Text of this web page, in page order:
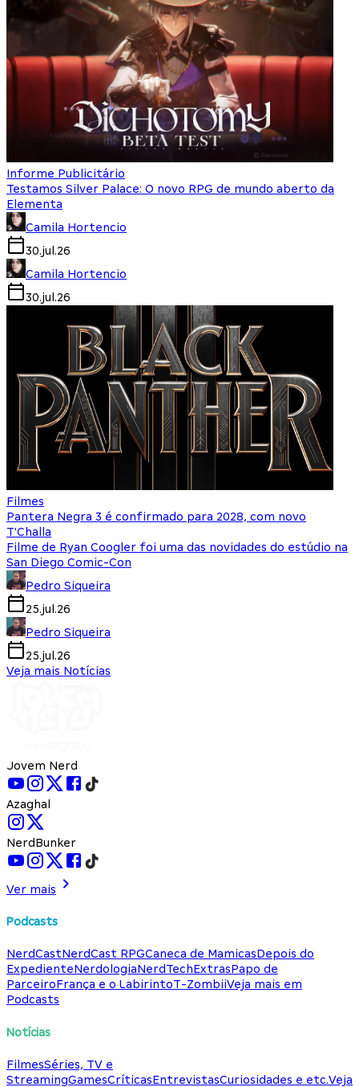
Informe Publicitário
Testamos Silver Palace: O novo RPG de mundo aberto da
Elementa
Camila Hortencio
30.jul.26
Camila Hortencio
30.jul.26
Filmes
Pantera Negra 3 é confirmado para 2028, com novo
T'Challa
Filme de Ryan Coogler foi uma das novidades do estúdio na
San Diego Comic-Con
Pedro Siqueira
25.jul.26
Pedro Siqueira
25.jul.26
Veja mais Notícias
Jovem Nerd
Azaghal
NerdBunker
Ver mais
Podcasts
NerdCastNerdCast RPGCaneca de MamicasDepois do
ExpedienteNerdologiaNerdTechExtrasPapo de
ParceiroFrança e o LabirintoT-ZombiiVeja mais em
Podcasts
Notícias
FilmesSéries, TV e
StreamingGamesCríticasEntrevistasCuriosidades e etc.Veja